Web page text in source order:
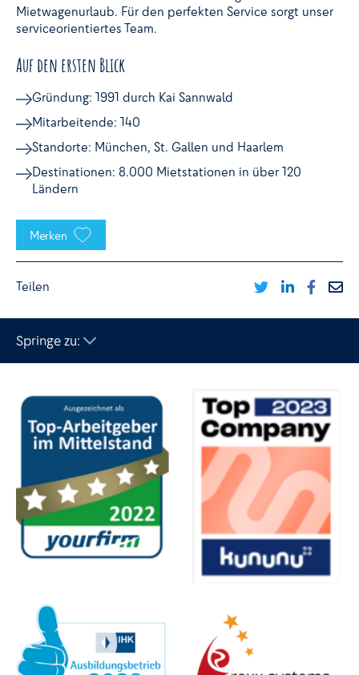
Mietwagenurlaub. Für den perfekten Service sorgt unser
serviceorientiertes Team.
Auf den ersten Blick
Gründung: 1991 durch Kai Sannwald
Mitarbeitende: 140
Standorte: München, St. Gallen und Haarlem
Destinationen: 8.000 Mietstationen in über 120
Ländern
Merken
Teilen    
Springe zu: